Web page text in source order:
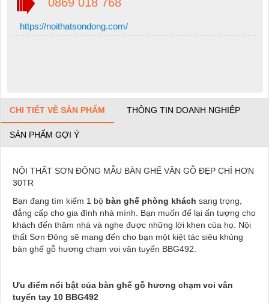
https://noithatsondong.com/
CHI TIẾT VỀ SẢN PHẨM THÔNG TIN DOANH NGHIỆP
SẢN PHẨM GỢI Ý
NỘI THẤT SƠN ĐÔNG MẪU BÀN GHẾ VÂN GỖ ĐẸP CHỈ HƠN
30TR
Bạn đang tìm kiếm 1 bộ bàn ghế phòng khách sang trọng,
đẳng cấp cho gia đình nhà mình. Bạn muốn để lại ấn tượng cho
khách đến thăm nhà và nghe được những lời khen của họ. Nội
thất Sơn Đông sẽ mang đến cho bạn một kiệt tác siêu khủng
bàn ghế gỗ hương chạm voi vân tuyển BBG492.
Ưu điểm nổi bật của bàn ghế gỗ hương chạm voi vân
tuyển tay 10 BBG492